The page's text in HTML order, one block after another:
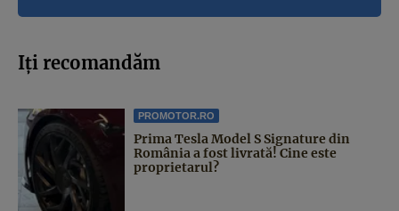
Iți recomandăm
PROMOTOR.RO
Prima Tesla Model S Signature din
România a fost livrată! Cine este
proprietarul?